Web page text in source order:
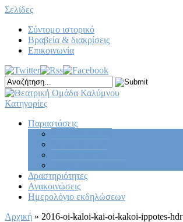
Σελίδες
Σύντομο ιστορικό
Βραβεία & διακρίσεις
Επικοινωνία
Κατηγορίες
Παραστάσεις
Δραστηριότητες
Ανακοινώσεις
Ημερολόγιο εκδηλώσεων
Αρχική » 2016-oi-kaloi-kai-oi-kakoi-ippotes-hdr